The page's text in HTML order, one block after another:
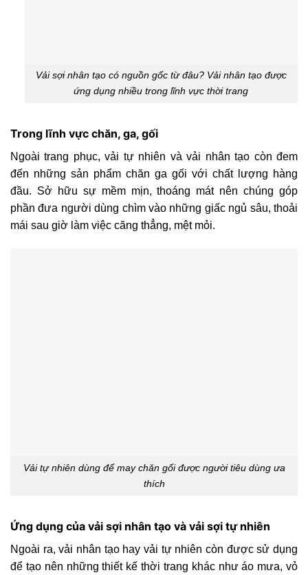
Vải sợi nhân tạo có nguồn gốc từ đâu? Vải nhân tạo được
ứng dụng nhiều trong lĩnh vực thời trang
Trong lĩnh vực chăn, ga, gối
Ngoài trang phục, vải tự nhiên và vải nhân tạo còn đem
đến những sản phẩm chăn ga gối với chất lượng hàng
đầu. Sở hữu sự mềm mịn, thoáng mát nên chúng góp
phần đưa người dùng chìm vào những giấc ngủ sâu, thoải
mái sau giờ làm việc căng thẳng, mệt mỏi.
Vải tự nhiên dùng để may chăn gối được người tiêu dùng ưa
thích
Ứng dụng của vải sợi nhân tạo và vải sợi tự nhiên
Ngoài ra, vải nhân tạo hay vải tự nhiên còn được sử dụng
để tạo nên những thiết kế thời trang khác như áo mưa, vỏ